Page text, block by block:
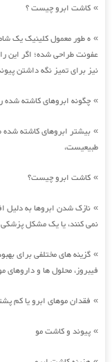
» کاشت ابرو چیست ؟
» ه طور معمول کلینیک یک
عفونت طراحی شده؛ اگر این
نیز برای تمیز نگه داشتن
» چگونه ابروهای کاشته شده
»
طبیعیست،
» کاشت ابرو چیست؟
» نازک شدن ابروها به دلیل
نمی کنند، یا یک مشکل
» گزینه های مختلفی برای
فیبروز، محلول ها و داروهای
» فقدان موهای ابرو یا کم
» پیوند و کاشت مو